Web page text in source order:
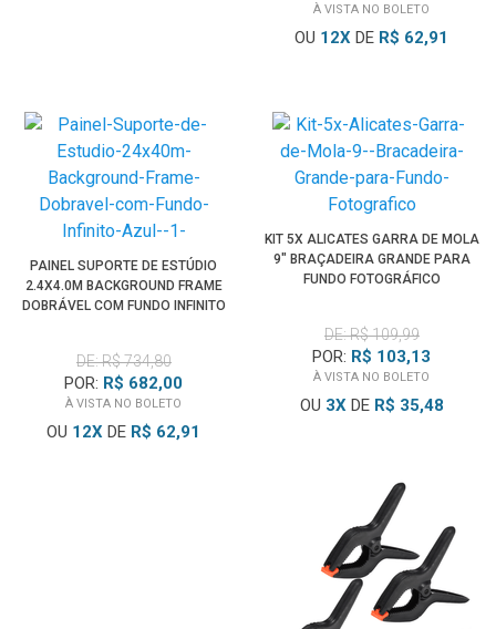
À VISTA NO BOLETO
OU 12X DE R$ 62,91
PAINEL SUPORTE DE ESTÚDIO
2.4X4.0M BACKGROUND FRAME
DOBRÁVEL COM FUNDO INFINITO
DE: R$ 734,80
POR: R$ 682,00
À VISTA NO BOLETO
OU 12X DE R$ 62,91
KIT 5X ALICATES GARRA DE MOLA
9" BRAÇADEIRA GRANDE PARA
FUNDO FOTOGRÁFICO
DE: R$ 109,99
POR: R$ 103,13
À VISTA NO BOLETO
OU 3XDE R$ 35,48